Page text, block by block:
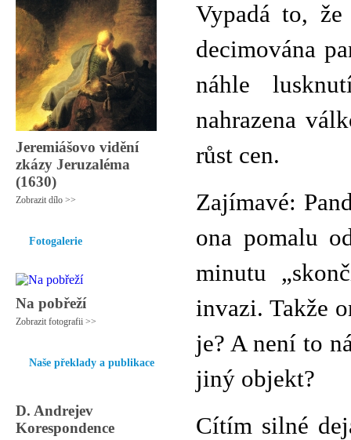
Jeremiášovo vidění
zkázy Jeruzaléma
(1630)
Zobrazit dílo >>
Fotogalerie
Na pobřeží
Zobrazit fotografii >>
Naše překlady a publikace
D. Andrejev
Korespondence
Vypadá to,
decimována
náhle
nahrazena
růst cen.
Zajímavé:
ona pomalu
minutu
invazi. Takže
je? A není to
jiný objekt?
Cítím silné